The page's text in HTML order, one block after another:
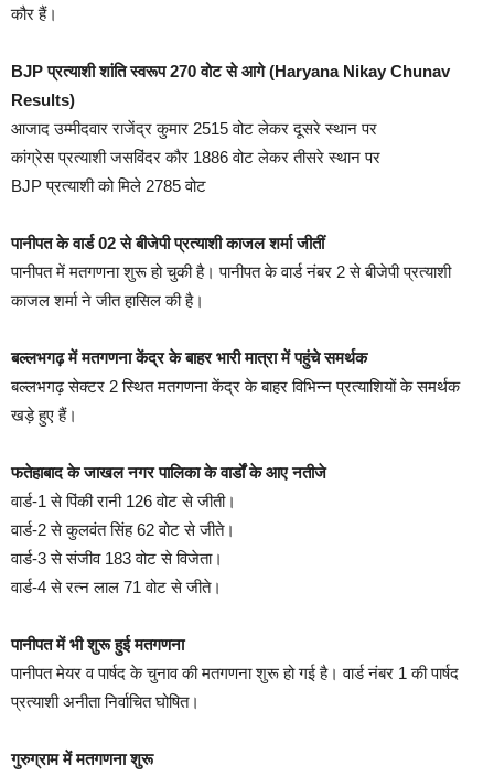
कौर हैं।
BJP प्रत्याशी शांति स्वरूप 270 वोट से आगे (Haryana Nikay Chunav
Results)
आजाद उम्मीदवार राजेंद्र कुमार 2515 वोट लेकर दूसरे स्थान पर
कांग्रेस प्रत्याशी जसविंदर कौर 1886 वोट लेकर तीसरे स्थान पर
BJP प्रत्याशी को मिले 2785 वोट
पानीपत के वार्ड 02 से बीजेपी प्रत्याशी काजल शर्मा जीतीं
पानीपत में मतगणना शुरू हो चुकी है। पानीपत के वार्ड नंबर 2 से बीजेपी प्रत्याशी
काजल शर्मा ने जीत हासिल की है।
बल्लभगढ़ में मतगणना केंद्र के बाहर भारी मात्रा में पहुंचे समर्थक
बल्लभगढ़ सेक्टर 2 स्थित मतगणना केंद्र के बाहर विभिन्न प्रत्याशियों के समर्थक
खड़े हुए हैं।
फतेहाबाद के जाखल नगर पालिका के वार्डों के आए नतीजे
वार्ड-1 से पिंकी रानी 126 वोट से जीती।
वार्ड-2 से कुलवंत सिंह 62 वोट से जीते।
वार्ड-3 से संजीव 183 वोट से विजेता।
वार्ड-4 से रत्न लाल 71 वोट से जीते।
पानीपत में भी शुरू हुई मतगणना
पानीपत मेयर व पार्षद के चुनाव की मतगणना शुरू हो गई है। वार्ड नंबर 1 की पार्षद
प्रत्याशी अनीता निर्वाचित घोषित।
गुरुग्राम में मतगणना शुरू